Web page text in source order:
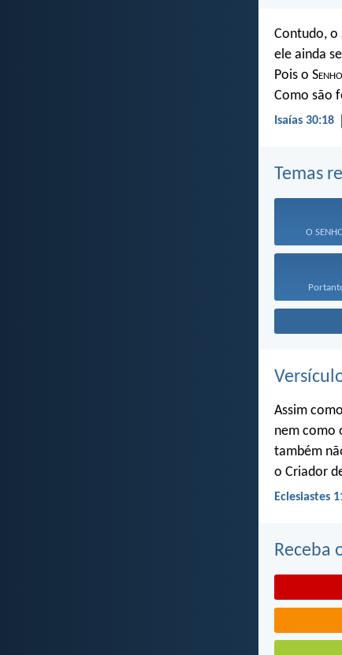
Contudo, o
ele ainda
Pois o S
Como são
Isaías 30:18
Temas
O
Assim
nem como
também
o Criador
Eclesiastes
Receba